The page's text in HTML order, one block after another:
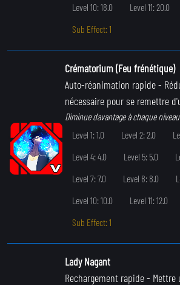
Level 10: 18.0
Level 11: 20.0
Sub Effect: 1
Crématorium (Feu frénétique)
Auto-réanimation rapide-
nécessaire pour se remettre
Diminue davantage à chaque
Level 1: 1.0
Level 2: 2.0
Level 4: 4.0
Level 5: 5.0
Level 7: 7.0
Level 8: 8.0
Level 10: 10.0
Level 11: 12.0
Sub Effect: 1
Lady Nagant
Rechargement rapide- Mettre